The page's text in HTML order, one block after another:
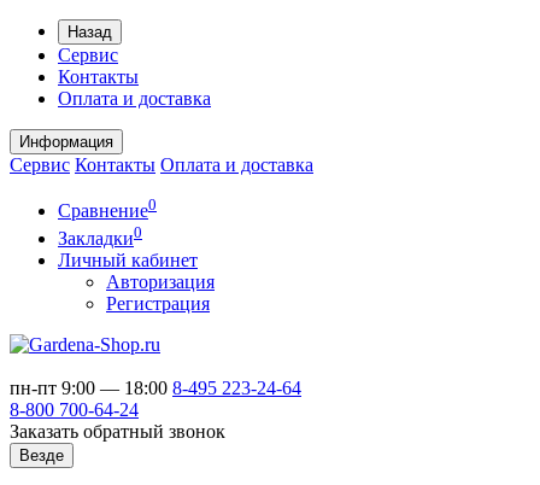
Назад
Сервис
Контакты
Оплата и доставка
Информация
Сервис Контакты Оплата и доставка
Сравнение0
Закладки0
Личный кабинет
Авторизация
Регистрация
пн-пт 9:00 — 18:00 8-495 223-24-64
8-800 700-64-24
Заказать обратный звонок
Везде